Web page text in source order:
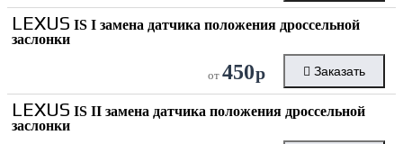
LEXUS IS I замена датчика положения дроссельной
заслонки
от 450р Заказать
LEXUS IS II замена датчика положения дроссельной
заслонки